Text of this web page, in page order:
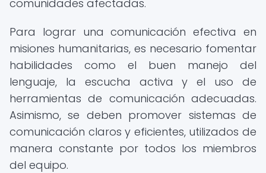
comunidades afectadas.
Para lograr una comunicación efectiva en
misiones humanitarias, es necesario fomentar
habilidades como el buen manejo del
lenguaje, la escucha activa y el uso de
herramientas de comunicación adecuadas.
Asimismo, se deben promover sistemas de
comunicación claros y eficientes, utilizados de
manera constante por todos los miembros
del equipo.